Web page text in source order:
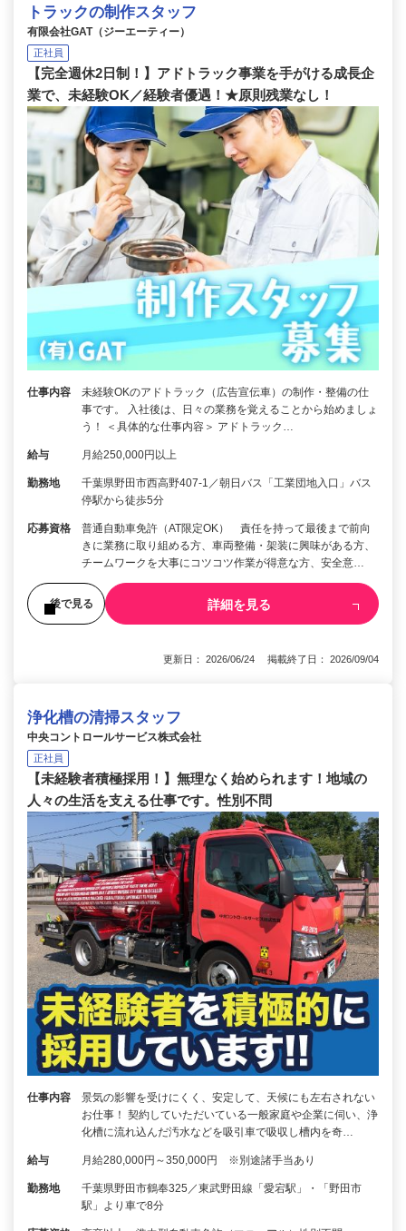
トラックの制作スタッフ
有限会社GAT（ジーエーティー）
正社員
【完全週休2日制！】アドトラック事業を手がける成長企
業で、未経験OK／経験者優遇！★原則残業なし！
仕事内容
未経験OKのアドトラック（広告宣伝車）の制作・整備の仕
事です。 入社後は、日々の業務を覚えることから始めましょ
う！ ＜具体的な仕事内容＞ アドトラック…
給与 月給250,000円以上
勤務地
千葉県野田市西高野407-1／朝日バス「工業団地入口」バス
停駅から徒歩5分
応募資格
普通自動車免許（AT限定OK） 責任を持って最後まで前向
きに業務に取り組める方、車両整備・架装に興味がある方、
チームワークを大事にコツコツ作業が得意な方、安全意…
後で見る 詳細を見る
更新日： 2026/06/24 掲載終了日： 2026/09/04
浄化槽の清掃スタッフ
中央コントロールサービス株式会社
正社員
【未経験者積極採用！】無理なく始められます！地域の
人々の生活を支える仕事です。性別不問
仕事内容
景気の影響を受けにくく、安定して、天候にも左右されない
お仕事！ 契約していただいている一般家庭や企業に伺い、浄
化槽に流れ込んだ汚水などを吸引車で吸収し槽内を奇…
給与 月給280,000円～350,000円 ※別途諸手当あり
勤務地
千葉県野田市鶴奉325／東武野田線「愛宕駅」・「野田市
駅」より車で8分